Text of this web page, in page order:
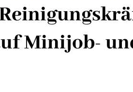
Minijob-